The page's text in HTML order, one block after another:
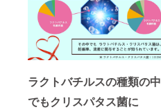
ラクトバチルスの種類の中
でもクリスパタス菌に